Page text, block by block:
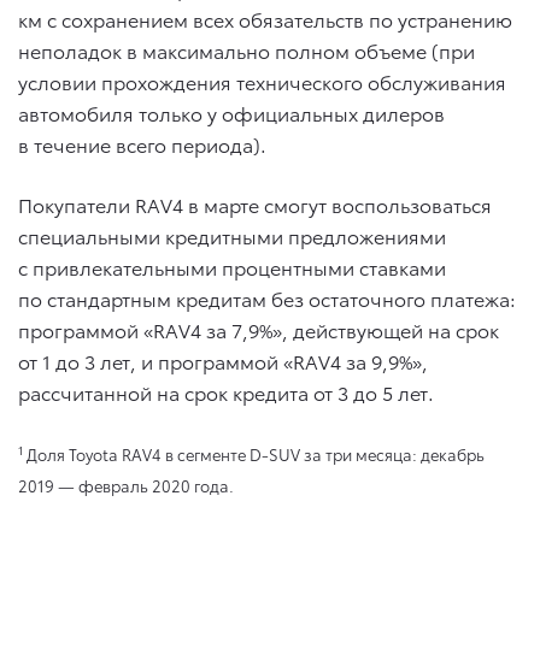
км с сохранением всех обязательств по устранению
неполадок в максимально полном объеме (при
условии прохождения технического обслуживания
автомобиля только у официальных дилеров
в течение всего периода).
Покупатели RAV4 в марте смогут воспользоваться
специальными кредитными предложениями
с привлекательными процентными ставками
по стандартным кредитам без остаточного платежа:
программой «RAV4 за 7,9%», действующей на срок
от 1 до 3 лет, и программой «RAV4 за 9,9%»,
рассчитанной на срок кредита от 3 до 5 лет.
1 Доля Toyota RAV4 в сегменте D-SUV за три месяца: декабрь
2019 — февраль 2020 года.